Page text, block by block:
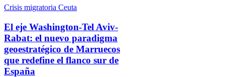
Crisis migratoria Ceuta
El eje Washington-Tel Aviv-
Rabat: el nuevo paradigma
geoestratégico de Marruecos
que redefine el flanco sur de
España